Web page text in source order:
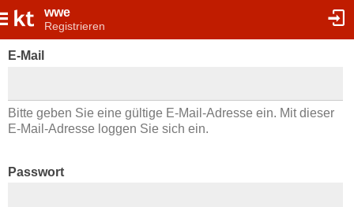
wwe
Registrieren
E-Mail
Bitte geben Sie eine gültige E-Mail-Adresse ein. Mit dieser
E-Mail-Adresse loggen Sie sich ein.
Passwort